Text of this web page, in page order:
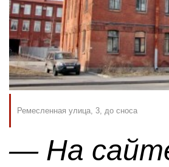
Ремесленная улица, 3, до сноса
— На